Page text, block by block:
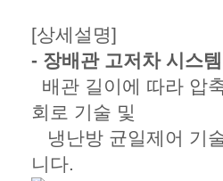
[상세설명]
- 장배관 고저차 시스템
배관 길이에 따라 압
회로 기술 및
냉난방 균일제어 기
니다.